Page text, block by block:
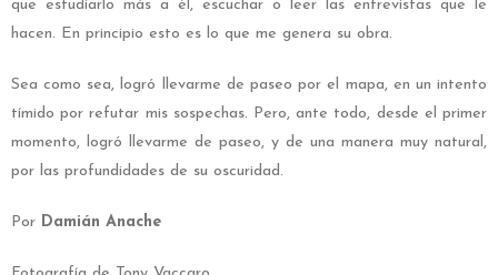
que estudiarlo más a él, escuchar o leer las entrevistas que le
hacen. En principio esto es lo que me genera su obra.
Sea como sea, logró llevarme de paseo por el mapa, en un intento
tímido por refutar mis sospechas. Pero, ante todo, desde el primer
momento, logró llevarme de paseo, y de una manera muy natural,
por las profundidades de su oscuridad.
Por Damián Anache